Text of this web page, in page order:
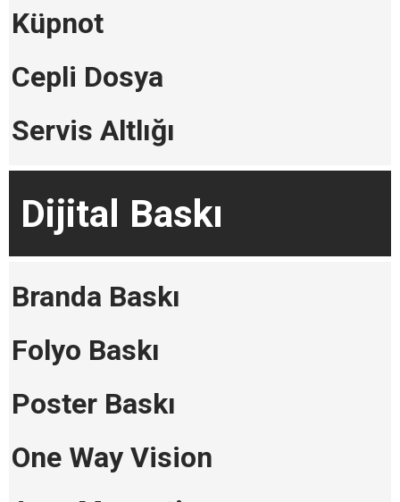
Küpnot
Cepli Dosya
Servis Altlığı
Dijital Baskı
Branda Baskı
Folyo Baskı
Poster Baskı
One Way Vision